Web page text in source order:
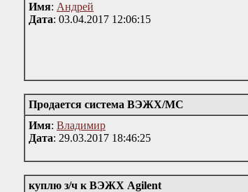
Имя: Андрей
Дата: 03.04.2017 12:06:15
Продается система ВЭЖХ/МС
Имя: Владимир
Дата: 29.03.2017 18:46:25
куплю з/ч к ВЭЖХ Agilent